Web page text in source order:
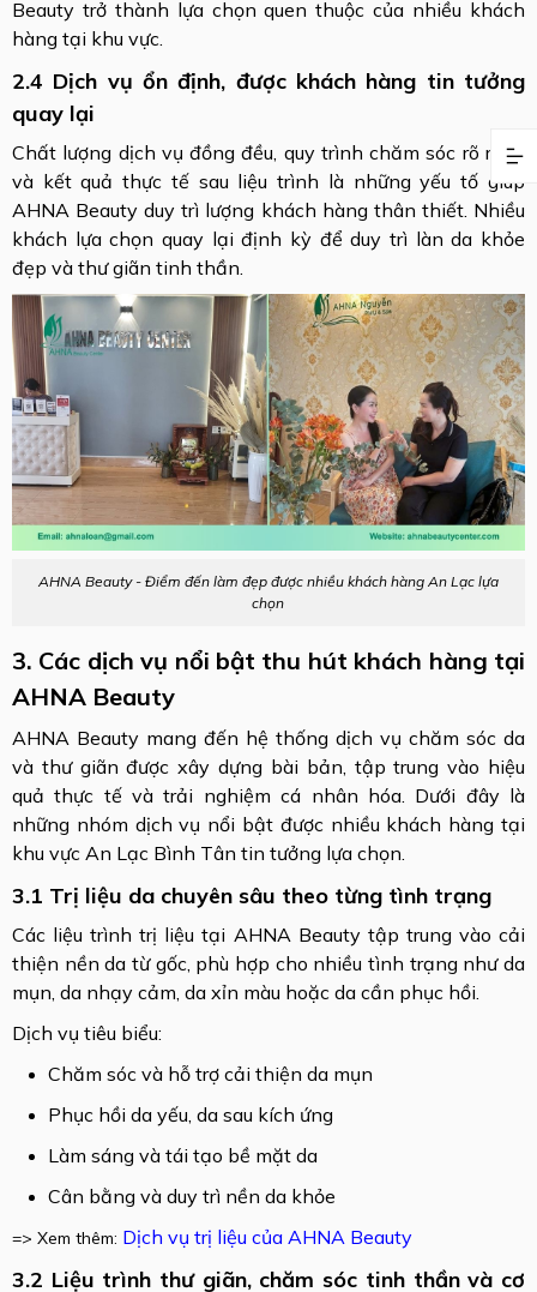
Beauty trở thành lựa chọn quen thuộc của nhiều khách
hàng tại khu vực.
2.4 Dịch vụ ổn định, được khách hàng tin tưởng
quay lại
Chất lượng dịch vụ đồng đều, quy trình chăm sóc rõ ràng
và kết quả thực tế sau liệu trình là những yếu tố giúp
AHNA Beauty duy trì lượng khách hàng thân thiết. Nhiều
khách lựa chọn quay lại định kỳ để duy trì làn da khỏe
đẹp và thư giãn tinh thần.
AHNA Beauty - Điểm đến làm đẹp được nhiều khách hàng An Lạc lựa
chọn
3. Các dịch vụ nổi bật thu hút khách hàng tại
AHNA Beauty
AHNA Beauty mang đến hệ thống dịch vụ chăm sóc da
và thư giãn được xây dựng bài bản, tập trung vào hiệu
quả thực tế và trải nghiệm cá nhân hóa. Dưới đây là
những nhóm dịch vụ nổi bật được nhiều khách hàng tại
khu vực An Lạc Bình Tân tin tưởng lựa chọn.
3.1 Trị liệu da chuyên sâu theo từng tình trạng
Các liệu trình trị liệu tại AHNA Beauty tập trung vào cải
thiện nền da từ gốc, phù hợp cho nhiều tình trạng như da
mụn, da nhạy cảm, da xỉn màu hoặc da cần phục hồi.
Dịch vụ tiêu biểu:
Chăm sóc và hỗ trợ cải thiện da mụn
Phục hồi da yếu, da sau kích ứng
Làm sáng và tái tạo bề mặt da
Cân bằng và duy trì nền da khỏe
=> Xem thêm: Dịch vụ trị liệu của AHNA Beauty
3.2 Liệu trình thư giãn, chăm sóc tinh thần và cơ